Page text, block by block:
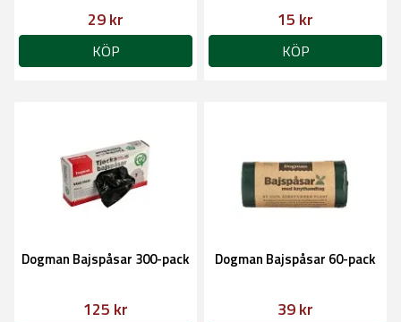
29 kr
KÖP
15 kr
KÖP
Dogman Bajspåsar 300-pack
125 kr
Dogman Bajspåsar 60-pack
39 kr